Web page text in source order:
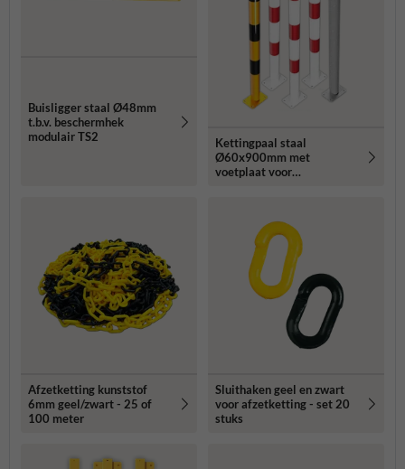
Buisligger staal Ø48mm
t.b.v. beschermhek
modulair TS2
Kettingpaal staal
Ø60x900mm met
voetplaat voor
Afzetketting kunststof
6mm geel/zwart - 25 of
100 meter
Sluithaken geel en zwart
voor afzetketting - set 20
stuks